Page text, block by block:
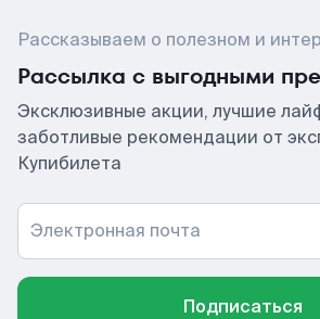
Рассказываем о полезном и
Рассылка с выгодными
Эксклюзивные акции, лучшие
заботливые рекомендации от
Купибилета
Электронная почта
Подписаться